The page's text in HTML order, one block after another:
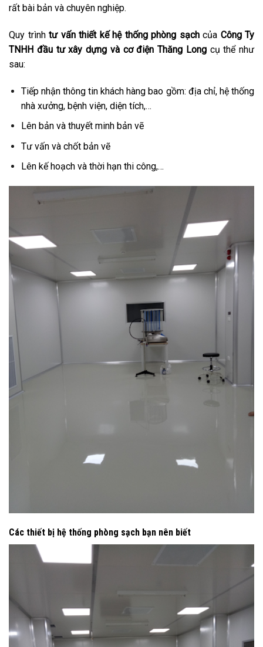
rất bài bản và chuyên nghiệp.
Quy trình tư vấn thiết kế hệ thống phòng sạch của Công Ty
TNHH đầu tư xây dựng và cơ điện Thăng Long cụ thể như
sau:
Tiếp nhận thông tin khách hàng bao gồm: địa chỉ, hệ thống
nhà xưởng, bệnh viện, diện tích,…
Lên bản và thuyết minh bản vẽ
Tư vấn và chốt bản vẽ
Lên kế hoạch và thời hạn thi công,…
Các thiết bị hệ thống phòng sạch bạn nên biết